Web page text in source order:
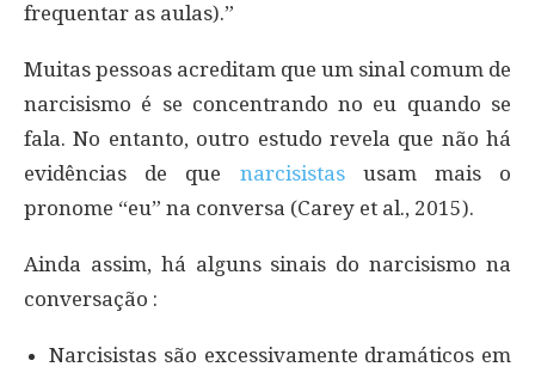
frequentar as aulas).”
Muitas pessoas acreditam que um sinal comum de
narcisismo é se concentrando no eu quando se
fala. No entanto, outro estudo revela que não há
evidências de que narcisistasusam mais o
pronome “eu” na conversa (Carey et al., 2015).
Ainda assim, há alguns sinais do narcisismo na
conversação :
Narcisistas são excessivamente dramáticos em